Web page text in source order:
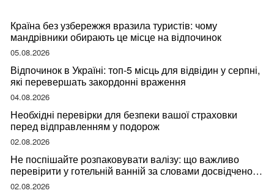
Країна без узбережжя вразила туристів: чому
мандрівники обирають це місце на відпочинок
05.08.2026
Відпочинок в Україні: топ-5 місць для відвідин у серпні,
які перевершать закордонні враження
04.08.2026
Необхідні перевірки для безпеки вашої страховки
перед відправленням у подорож
02.08.2026
Не поспішайте розпаковувати валізу: що важливо
перевірити у готельній ванній за словами досвідченої
мандрівниці
02.08.2026